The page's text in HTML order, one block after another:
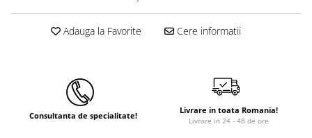
Instant apa calda pe gaz / GPL
Panouri solare si fotovoltaice
Panouri solare plane
Pachete complete panouri solare
Echipamente pentru panouri
Adauga la Favorite Cere informatii
Consultanta de specialitate! Livrare in toata Romania!
Livrare in 24 - 48 de ore